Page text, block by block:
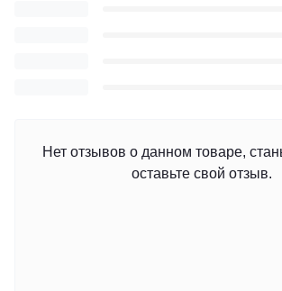
Нет отзывов о данном товаре,
оставьте свой отзыв.